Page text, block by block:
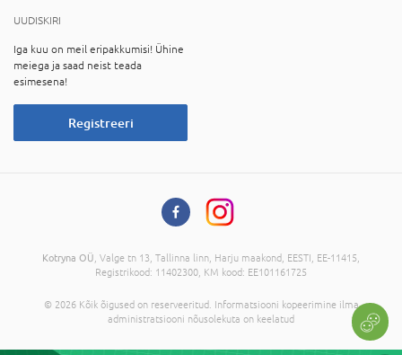
UUDISKIRI
Iga kuu on meil eripakkumisi! Ühine
meiega ja saad neist teada
esimesena!
Registreeri
Kotryna OÜ , Valge tn 13, Tallinna linn, Harju maakond, EESTI, EE-11415,
Registrikood: 11402300, KM kood: EE101161725
© 2026 Kõik õigused on reserveeritud. Informatsiooni kopeerimine ilma
administratsiooni nõusolekuta on keelatud